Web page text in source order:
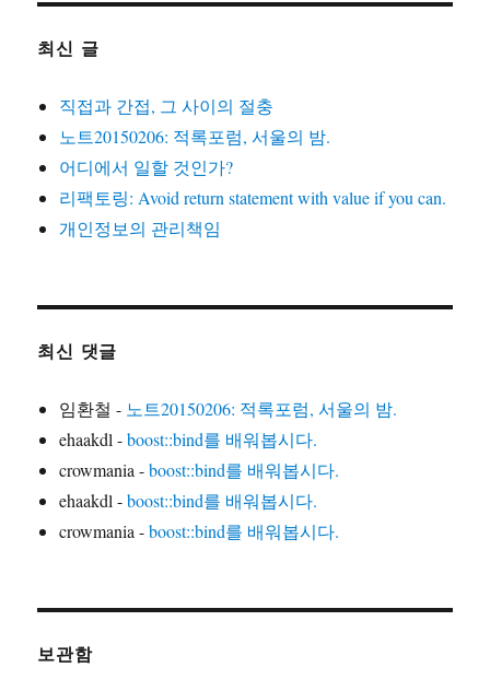
최신 글
직접과 간접, 그 사이의 절충
노트20150206: 적록포럼, 서울의 밤.
어디에서 일할 것인가?
리팩토링: Avoid return statement with value if you can.
개인정보의 관리책임
최신 댓글
임환철 - 노트20150206: 적록포럼, 서울의 밤.
ehaakdl-boost::bind를 배워봅시다.
crowmania-boost::bind를 배워봅시다.
ehaakdl-boost::bind를 배워봅시다.
crowmania-boost::bind를 배워봅시다.
보관함